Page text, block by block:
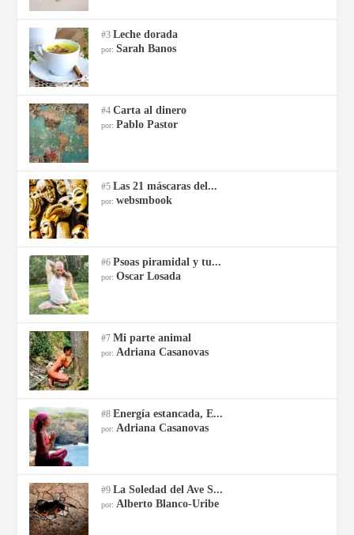
#3Leche dorada
por:Sarah Banos
#4Carta al dinero
por:Pablo Pastor
#5Las 21 máscaras del...
por:websmbook
#6Psoas piramidal y tu...
por:Oscar Losada
#7Mi parte animal
por:Adriana Casanovas
#8Energía estancada, E...
por:Adriana Casanovas
#9La Soledad del Ave S...
por:Alberto Blanco-Uribe